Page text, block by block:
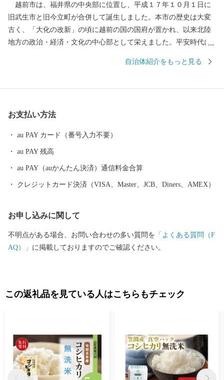
越前市は、福井県の中央部に位置し、平成１７年１０月１日に
旧武生市と旧今立町が合併して誕生しました。本市の歴史は大変
古く、「大化の改新」の頃に越前の国の国府が置かれ、以来北陸
地方の政治・経済・文化の中心部として栄えました。平安時代に
を離れ、多感な少女時代を過ごした地でもあります。 産業面で
て発展を続けています。 また、豊かな緑や清らかな水など、美
しており、平成２７年９月に「環境・文化創造都市宣言」を行い
ました。 本市では「働く」「住む」「子育て・教育」「妊娠・
赤ちゃん」などの情報が見つかる移住希望者向けポータルサイト
の監修をいただき整備した武生中央公園の「だるまちゃん広
en.lg.jp
自治体紹介をもっと見る
お支払い方法
au PAY カード（番号入力不要）
au PAY 残高
au PAY（auかんたん決済）通信料金合算
クレジットカード決済（VISA、Master、JCB、Diners、AMEX）
お申し込みに関して
不明点がある場合、お問い合わせの多い質問を 「よくある質問（F
AQ）」 に掲載しておりますのでご確認ください。
この返礼品を見ている人はこちらもチェック